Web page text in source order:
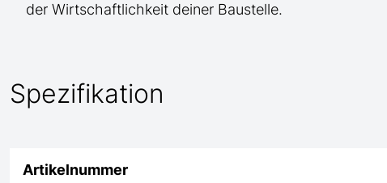
der Wirtschaftlichkeit deiner Baustelle.
Spezifikation
Artikelnummer